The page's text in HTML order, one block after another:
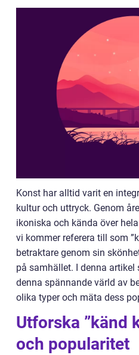
Konst har alltid varit en
kultur och uttryck. Genom
ikoniska och kända över
vi kommer referera till som
betraktare genom sin
på samhället. I denna artikel
denna spännande värld av
olika typer och mäta dess
Utforska ”känd
och popularitet